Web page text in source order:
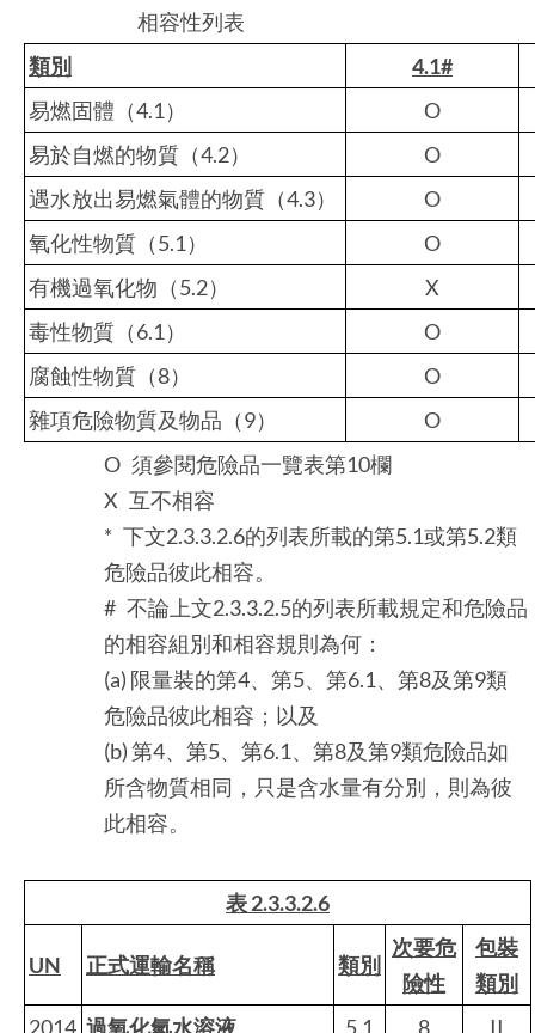
相容性列表
類別
4.1#
易燃固體（4.1）
O
易於自燃的物質（4.2）
O
遇水放出易燃氣體的物質（4.3）
O
氧化性物質（5.1）
O
有機過氧化物（5.2）
X
毒性物質（6.1）
O
腐蝕性物質（8）
O
雜項危險物質及物品（9）
O
O 須參閱危險品一覽表第10欄
X 互不相容
* 下文2.3.3.2.6的列表所載的第5.1或第5.2類
危險品彼此相容。
# 不論上文2.3.3.2.5的列表所載規定和危險品
的相容組別和相容規則為何：
(a) 限量裝的第4、第5、第6.1、第8及第9類
危險品彼此相容；以及
(b) 第4、第5、第6.1、第8及第9類危險品如
所含物質相同，只是含水量有分別，則為彼
此相容。
表 2.3.3.2.6
UN 正式運輸名稱 類別
次要危
險性
包裝
類別
2014 過氧化氫水溶液 5.1 8 II